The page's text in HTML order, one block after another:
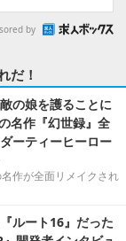
by
だ！
の娘を護ることに
名作『幻世録』全
ーティーヒーロー
作が全面リメイクされ
ルート16』だった